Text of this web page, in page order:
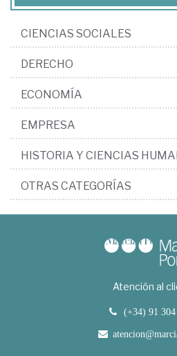
CIENCIAS SOCIALES
DERECHO
ECONOMÍA
EMPRESA
HISTORIA Y CIENCIAS
OTRAS CATEGORÍAS
Atención al
(+34) 91